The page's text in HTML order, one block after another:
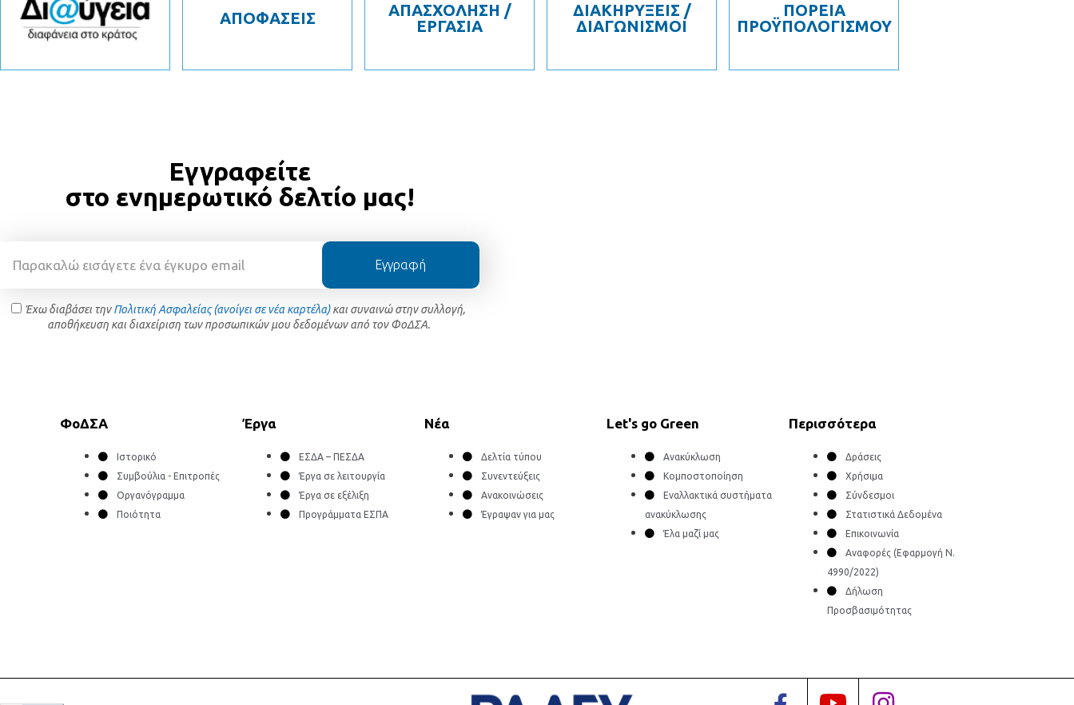
ΑΠΟΦΑΣΕΙΣ
ΑΠΑΣΧΟΛΗΣΗ /
ΕΡΓΑΣΙΑ
ΔΙΑΚΗΡΥΞΕΙΣ /
ΔΙΑΓΩΝΙΣΜΟΙ
ΠΟΡΕΙΑ
ΠΡΟΫΠΟΛΟΓΙΣΜΟΥ
Εγγραφείτε
στο ενημερωτικό δελτίο μας!
Έχω διαβάσει τηνΠολιτική Ασφαλείας (ανοίγει σε νέα καρτέλα)και συναινώ στην συλλογή,
αποθήκευση και διαχείριση των προσωπικών μου δεδομένων από τον ΦοΔΣΑ.
Εγγραφή
ΦοΔΣΑ
Ιστορικό
Συμβούλια - Επιτροπές
Οργανόγραμμα
Ποιότητα
Έργα
ΕΣΔΑ – ΠΕΣΔΑ
Έργα σε λειτουργία
Έργα σε εξέλιξη
Προγράμματα ΕΣΠΑ
Νέα
Δελτία τύπου
Συνεντεύξεις
Ανακοινώσεις
Έγραψαν για μας
Let's go Green
Ανακύκλωση
Κομποστοποίηση
Εναλλακτικά συστήματα
ανακύκλωσης
Έλα μαζί μας
Περισσότερα
Δράσεις
Χρήσιμα
Σύνδεσμοι
Στατιστικά Δεδομένα
Επικοινωνία
Αναφορές (Εφαρμογή Ν.
4990/2022)
Δήλωση
Προσβασιμότητας